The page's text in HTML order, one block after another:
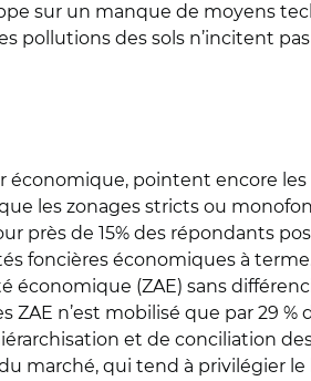
sur un manque de moyens
pollutions des sols n’incitent
économique, pointent encore
les zonages stricts ou
près de 15% des répondants
foncières économiques à
économique (ZAE) sans
n’est mobilisé que par 29 %
et de conciliation
marché, qui tend à privilégier